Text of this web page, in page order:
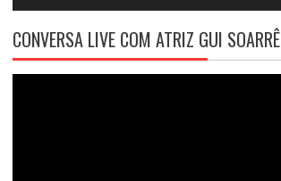
CONVERSA LIVE COM ATRIZ GUI SOARRÊ